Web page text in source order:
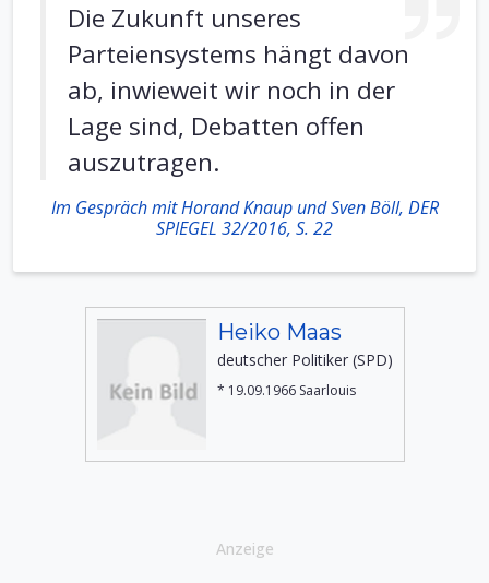
Die Zukunft unseres
Parteiensystems hängt davon
ab, inwieweit wir noch in der
Lage sind, Debatten offen
auszutragen.
Im Gespräch mit Horand Knaup und Sven Böll, DER
SPIEGEL 32/2016, S. 22
Heiko Maas
deutscher Politiker (SPD)
* 19.09.1966 Saarlouis
Anzeige